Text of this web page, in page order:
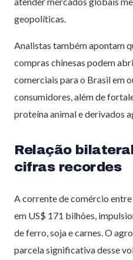
geopolíticas.
Analistas também apontam
compras chinesas podem
comerciais para o Brasil em
consumidores, além de
proteína animal e derivados
Relação
cifras recordes
A corrente de comércio
em US$ 171 bilhões,
de ferro, soja e carnes. O
parcela significativa desse